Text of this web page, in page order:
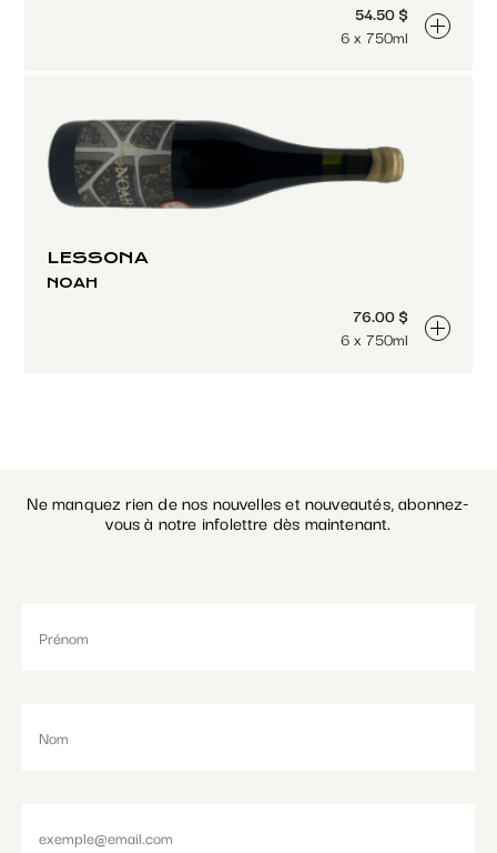
54.50 $
6 x 750ml
LESSONA
NOAH
76.00 $
6 x 750ml
Ne manquez rien de nos nouvelles et nouveautés, abonnez-
vous à notre infolettre dès maintenant.